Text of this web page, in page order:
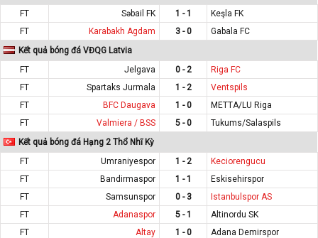
FT
Səbail FK 1 - 1
Keşla FK
FT
Karabakh Agdam 3 - 0
Gabala FC
Kết quả bóng đá VĐQG Latvia
FT
Jelgava 0 - 2
Riga FC
FT
Spartaks Jurmala 1 - 2
Ventspils
FT
BFC Daugava 1 - 0
METTA/LU Riga
FT
Valmiera / BSS 5 - 0
Tukums/Salaspils
Kết quả bóng đá Hạng 2 Thổ Nhĩ Kỳ
FT
Umraniyespor 1 - 2
Keciorengucu
FT
Bandirmaspor 1 - 1
Eskisehirspor
FT
Samsunspor 0 - 3
Istanbulspor AS
FT
Adanaspor 5 - 1
Altinordu SK
FT
Altay 1 - 0
Adana Demirspor